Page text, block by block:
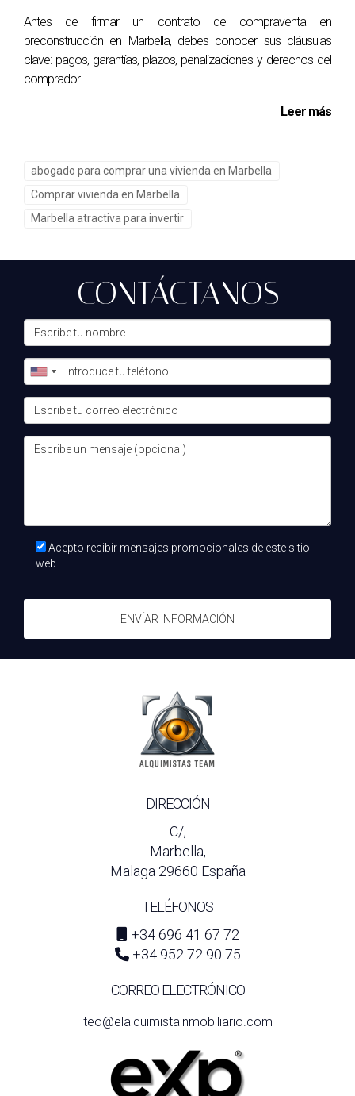
Antes de firmar un contrato de compraventa en
preconstrucción en Marbella, debes conocer sus cláusulas
clave: pagos, garantías, plazos, penalizaciones y derechos del
comprador.
Leer más
abogado para comprar una vivienda en Marbella
Comprar vivienda en Marbella
Marbella atractiva para invertir
CONTÁCTANOS
Acepto recibir mensajes promocionales de este sitio
web
ENVÍAR INFORMACIÓN
DIRECCIÓN
C/,
Marbella,
Malaga 29660 España
TELÉFONOS
+34 696 41 67 72
+34 952 72 90 75
CORREO ELECTRÓNICO
teo@elalquimistainmobiliario.com